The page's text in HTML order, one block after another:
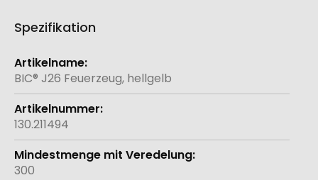
Spezifikation
Weitere
Informationen
BIC® J26 Feuerzeug, hellgelb
130.211494
300